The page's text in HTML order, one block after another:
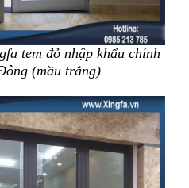
tem đỏ nhập khẩu chính
(mầu trắng)